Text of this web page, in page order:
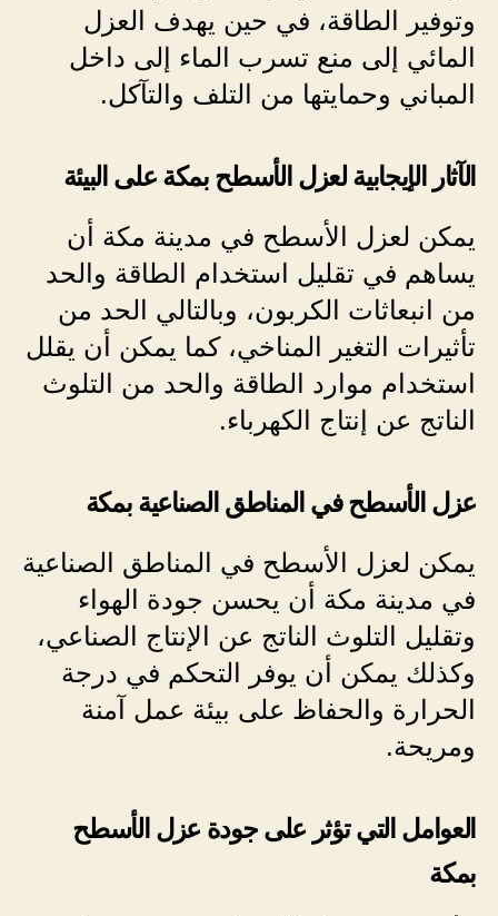
وتوفير الطاقة، في حين يهدف العزل
المائي إلى منع تسرب الماء إلى داخل
المباني وحمايتها من التلف والتآكل.
الآثار الإيجابية لعزل الأسطح بمكة على البيئة
يمكن لعزل الأسطح في مدينة مكة أن
يساهم في تقليل استخدام الطاقة والحد
من انبعاثات الكربون، وبالتالي الحد من
تأثيرات التغير المناخي، كما يمكن أن يقلل
استخدام موارد الطاقة والحد من التلوث
الناتج عن إنتاج الكهرباء.
عزل الأسطح في المناطق الصناعية بمكة
يمكن لعزل الأسطح في المناطق الصناعية
في مدينة مكة أن يحسن جودة الهواء
وتقليل التلوث الناتج عن الإنتاج الصناعي،
وكذلك يمكن أن يوفر التحكم في درجة
الحرارة والحفاظ على بيئة عمل آمنة
ومريحة.
العوامل التي تؤثر على جودة عزل الأسطح
بمكة